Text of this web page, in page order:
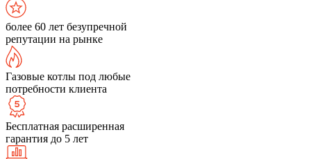
более 60 лет безупречной
репутации на рынке
Газовые котлы под любые
потребности клиента
Бесплатная расширенная
гарантия до 5 лет